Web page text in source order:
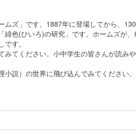
ズ」です。1887年に登場してから、
色(ひいろ)の研究」です。ホームズが
です。
てください。小中学生の皆さんが読み
説）の世界に飛び込んでみてください。